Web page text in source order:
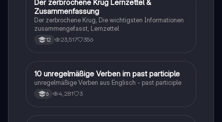
Deutsch
Der zerbrochene Krug Lernzettel &
Zusammenfassung
Der zerbrochene Krug, Die wichtigsten Informationen
zusammengefasst, Lernzettel
12 23,517 356
1 Englisch
10 unregelmäßige Verben im past participle
unregelmäßige Verben aus Englisch - past participle
6 4,281 3